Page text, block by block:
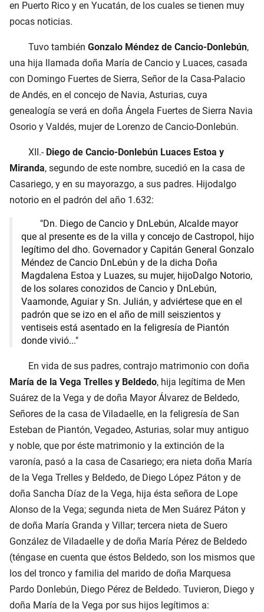
en Puerto Rico y en Yucatán, de los cuales se tienen muy
pocas noticias.
Tuvo también Gonzalo Méndez de Cancio-Donlebún,
una hija llamada doña María de Cancio y Luaces, casada
con Domingo Fuertes de Sierra, Señor de la Casa-Palacio
de Andés, en el concejo de Navia, Asturias, cuya
genealogía se verá en doña Ángela Fuertes de Sierra Navia
Osorio y Valdés, mujer de Lorenzo de Cancio-Donlebún.
XII.- Diego de Cancio-Donlebún Luaces Estoa y
Miranda, segundo de este nombre, sucedió en la casa de
Casariego, y en su mayorazgo, a sus padres. Hijodalgo
notorio en el padrón del año 1.632:
"Dn. Diego de Cancio y DnLebún, Alcalde mayor
que al presente es de la villa y concejo de Castropol, hijo
legítimo del dho. Governador y Capitán General Gonzalo
Méndez de Cancio DnLebún y de la dicha Doña
Magdalena Estoa y Luazes, su mujer, hijoDalgo Notorio,
de los solares conozidos de Cancio y DnLebún,
Vaamonde, Aguiar y Sn. Julián, y adviértese que en el
padrón que se izo en el año de mill seiszientos y
ventiseis está asentado en la feligresía de Piantón
donde vivió..."
En vida de sus padres, contrajo matrimonio con doña
María de la Vega Trelles y Beldedo, hija legítima de Men
Suárez de la Vega y de doña Mayor Álvarez de Beldedo,
Señores de la casa de Viladaelle, en la feligresía de San
Esteban de Piantón, Vegadeo, Asturias, solar muy antiguo
y noble, que por éste matrimonio y la extinción de la
varonía, pasó a la casa de Casariego; era nieta doña María
de la Vega Trelles y Beldedo, de Diego López Páton y de
doña Sancha Díaz de la Vega, hija ésta señora de Lope
Alonso de la Vega; segunda nieta de Men Suárez Páton y
de doña María Granda y Villar; tercera nieta de Suero
González de Viladaelle y de doña María Pérez de Beldedo
(téngase en cuenta que éstos Beldedo, son los mismos que
los del tronco y familia del marido de doña Marquesa
Pardo Donlebún, Diego Pérez de Beldedo. Tuvieron, Diego y
doña María de la Vega por sus hijos legítimos a: